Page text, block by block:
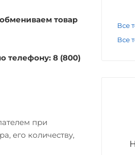
товар
телефону: 8 (800)
при
его количеству,
Все
Все